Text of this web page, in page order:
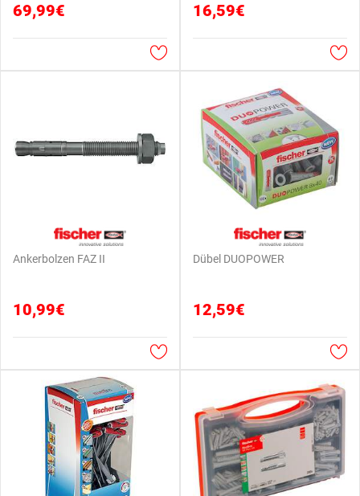
69,99€ 16,59€
Ankerbolzen FAZ II
10,99€
Dübel DUOPOWER
12,59€